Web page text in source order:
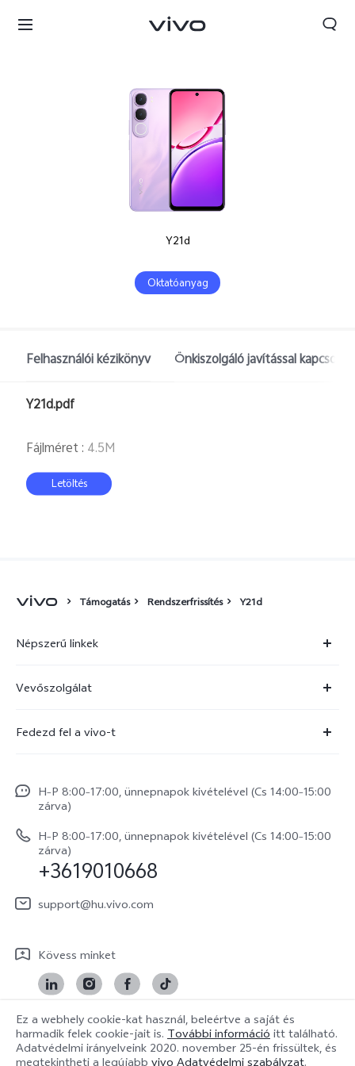
Y21d
Oktatóanyag
Felhasználói kézikönyv Önkiszolgáló javítással
Y21d.pdf
Fájlméret : 4.5M
Letöltés
Támogatás Rendszerfrissítés Y21d
Népszerű linkek
X300 Pro
V70 FE
Y31 5G
vivo Buds Air3
Vevőszolgálat
Rendszerfrissítés
vivo Jótállási Politika
Vevőszolgálati adatvédelmi nyilatkozat
LUT-ok letöltése a Log helyreállításához
Fedezd fel a vivo-t
Jogi szabályozás
Rólunk
vivo Személyes Adatok Védelme
H–P 8:00–17:00, ünnepnapok kivételével (Cs 14:00–15:00
zárva)
H–P 8:00–17:00, ünnepnapok kivételével (Cs 14:00–15:00
zárva)
+3619010668
support@hu.vivo.com
Kövess minket
Hungary | Válasszon országot/régiót
Ez a webhely cookie-kat használ, beleértve a saját és
harmadik felek cookie-jait is. További információ itt található.
Adatvédelmi irányelveink 2020. november 25-én frissültek, és
megtekintheti a legújabb vivo Adatvédelmi szabályzat.